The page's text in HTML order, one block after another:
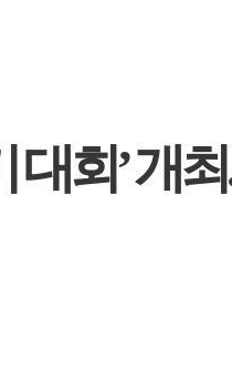
회’ 개최